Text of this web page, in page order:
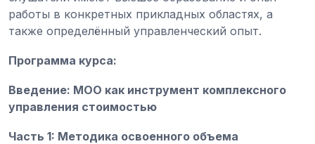
работы в конкретных прикладных областях, а
также определённый управленческий опыт.
Программа курса:
Введение: МОО как инструмент комплексного
управления стоимостью
Часть 1: Методика освоенного объема